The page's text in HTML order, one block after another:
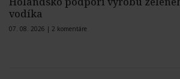
vodíka
07. 08. 2026 | 2 komentáre